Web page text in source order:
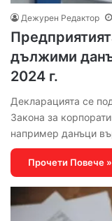
Дежурен Редактор
дължими
2024 г.
Декларацията се
Закона за
например данъци
Прочети Повече »